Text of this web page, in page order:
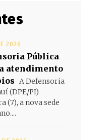
2026
Pública
atendimento
A Defensoria
(DPE/PI)
(7), a nova sede